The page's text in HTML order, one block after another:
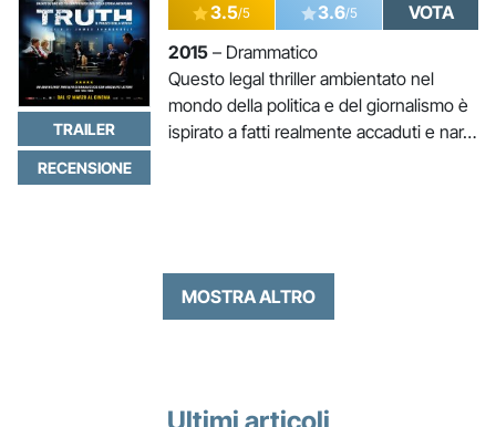
TRAILER
RECENSIONE
3.5/5 3.6/5
VOTA
2015 – Drammatico
Questo legal thriller ambientato nel
mondo della politica e del giornalismo è
ispirato a fatti realmente accaduti e nar…
MOSTRA ALTRO